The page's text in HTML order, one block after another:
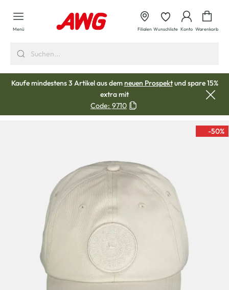
springen
Menü Filialen Wunschliste Konto Warenkorb
Kaufe mindestens 3 Artikel aus demneuen Prospektund spare 15%
extra mit
Code: 9710
-50%